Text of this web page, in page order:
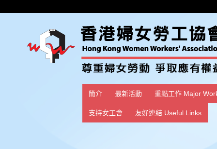
簡介 最新活動 重點工作 Major
支持女工會 友好連結 Useful Links